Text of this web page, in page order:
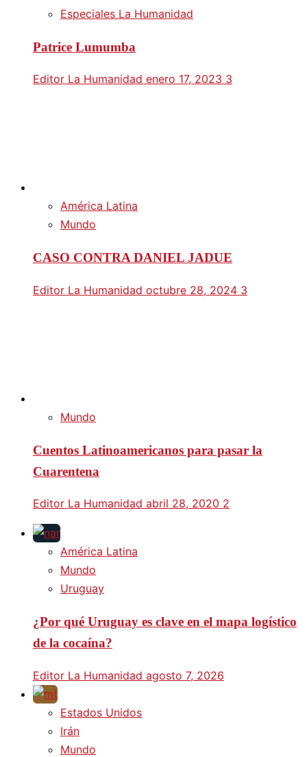
Especiales La Humanidad
Patrice Lumumba
Editor La Humanidad enero 17, 2023 3
América Latina
Mundo
CASO CONTRA DANIEL JADUE
Editor La Humanidad octubre 28, 2024 3
Mundo
Cuentos Latinoamericanos para pasar la
Cuarentena
Editor La Humanidad abril 28, 2020 2
América Latina
Mundo
Uruguay
¿Por qué Uruguay es clave en el mapa logístico
de la cocaína?
Editor La Humanidad agosto 7, 2026
Estados Unidos
Irán
Mundo